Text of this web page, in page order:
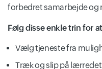
Cloud
forbedret samarbejde
Følg disse enkle trin for
Vælg tjeneste fra
Træk og slip på